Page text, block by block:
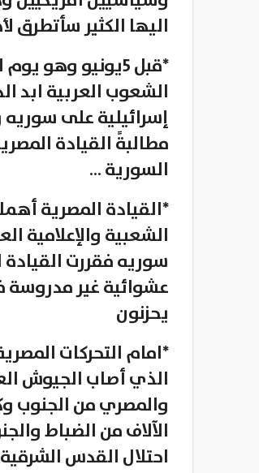
اليها الكثير سأتطرق
*قبل 5يونيو
الشعوب العربية ابد
إسرائيلية على سوريه
مطالبةً القيادة
السورية …
*القيادة المصرية
الشعبية والإعلامية
سوريه فقررت
عشوائية غير مدروسة
يحزنون
*امام التحركات
الذي أصاب الجيوش
والمصري من الجنوب
الآلاف من الضباط
احتلال القدس